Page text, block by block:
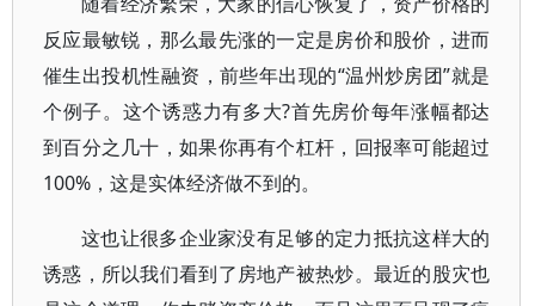
反应最敏锐，那么最先涨的一定是房价和股价，进而
催生出投机性融资，前些年出现的“温州炒房团”就是
个例子。这个诱惑力有多大?首先房价每年涨幅都达
到百分之几十，如果你再有个杠杆，回报率可能超过
100%，这是实体经济做不到的。
这也让很多企业家没有足够的定力抵抗这样大的
诱惑，所以我们看到了房地产被热炒。最近的股灾也